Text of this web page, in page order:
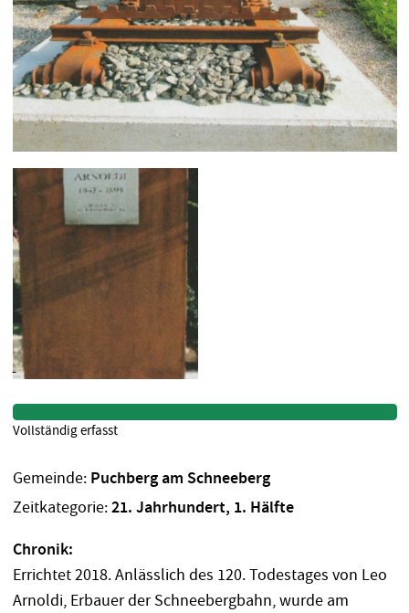
Gemeinde: Puchberg am Schneeberg
Zeitkategorie:21. Jahrhundert, 1. Hälfte
Chronik:
Errichtet 2018. Anlässlich des 120. Todestages von Leo
Arnoldi, Erbauer der Schneebergbahn, wurde am
Vollständig erfasst